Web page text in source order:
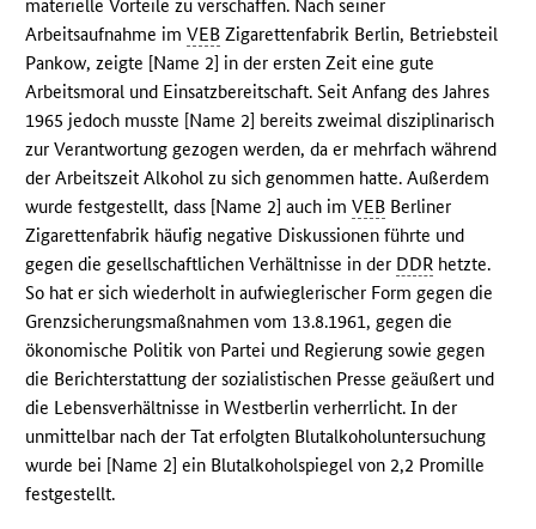
materielle Vorteile zu verschaffen. Nach seiner
Arbeitsaufnahme imVEB Zigarettenfabrik Berlin, Betriebsteil
Pankow, zeigte [Name 2] in der ersten Zeit eine gute
Arbeitsmoral und Einsatzbereitschaft. Seit Anfang des Jahres
1965 jedoch musste [Name 2] bereits zweimal disziplinarisch
zur Verantwortung gezogen werden, da er mehrfach während
der Arbeitszeit Alkohol zu sich genommen hatte. Außerdem
wurde festgestellt, dass [Name 2] auch imVEB Berliner
Zigarettenfabrik häufig negative Diskussionen führte und
gegen die gesellschaftlichen Verhältnisse in der DDR hetzte.
So hat er sich wiederholt in aufwieglerischer Form gegen die
Grenzsicherungsmaßnahmen vom 13.8.1961, gegen die
ökonomische Politik von Partei und Regierung sowie gegen
die Berichterstattung der sozialistischen Presse geäußert und
die Lebensverhältnisse in Westberlin verherrlicht. In der
unmittelbar nach der Tat erfolgten Blutalkoholuntersuchung
wurde bei [Name 2] ein Blutalkoholspiegel von 2,2 Promille
festgestellt.